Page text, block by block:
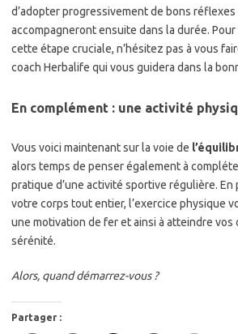
d’adopter progressivement de bons réflexes
accompagneront ensuite dans la durée.
cette étape cruciale, n’hésitez pas à vous
coach Herbalife qui vous guidera dans la
En complément : une activité
Vous voici maintenant sur la voie de
alors temps de penser également à
pratique d’une activité sportive régulière. En
votre corps tout entier, l’exercice physique
une motivation de fer et ainsi à atteindre
sérénité.
Alors, quand démarrez-vous ?
Partager :